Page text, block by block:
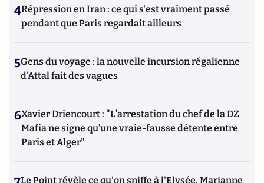
4Répression en Iran : ce qui s'est vraiment passé
pendant que Paris regardait ailleurs
5Gens du voyage : la nouvelle incursion régalienne
d'Attal fait des vagues
6Xavier Driencourt : "L’arrestation du chef de la DZ
Mafia ne signe qu’une vraie-fausse détente entre
Paris et Alger"
Le Point révèle ce qu'on sniffe à l'Elysée, Marianne